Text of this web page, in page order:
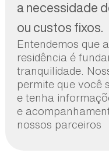
a necessidade
ou custos fixos.
Entendemos que
residência é
tranquilidade.
permite que você
e tenha
e
nossos parceiros